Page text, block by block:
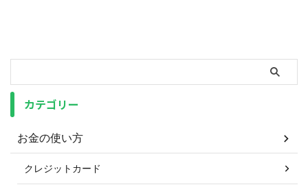
カテゴリー
お金の使い方
クレジットカード